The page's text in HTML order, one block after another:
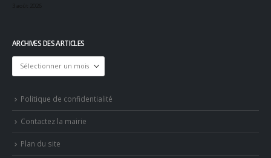
ARCHIVES DES ARTICLES
Archives
des
Politique de confidentialité
Contactez la mairie
Plan du site